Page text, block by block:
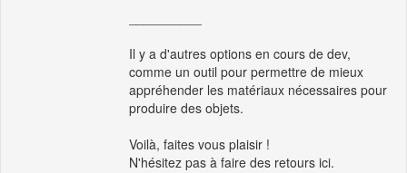
Il y a d'autres options en cours de dev,
comme un outil pour permettre de mieux
appréhender les matériaux nécessaires pour
produire des objets.
Voilà, faites vous plaisir !
N'hésitez pas à faire des retours ici.